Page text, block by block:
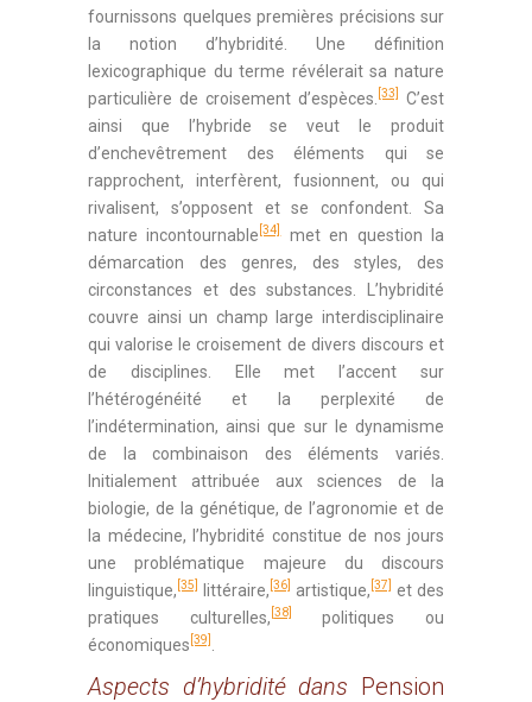
fournissons quelques premières précisions sur
la notion d’hybridité. Une définition
lexicographique du terme révélerait sa nature
particulière de croisement d’espèces. [33]
C’est
ainsi que l’hybride se veut le produit
d’enchevêtrement des éléments qui se
rapprochent, interfèrent, fusionnent, ou qui
rivalisent, s’opposent et se confondent. Sa
nature incontournable [34] met en question la
démarcation des genres, des styles, des
circonstances et des substances. L’hybridité
couvre ainsi un champ large interdisciplinaire
qui valorise le croisement de divers discours et
de disciplines. Elle met l’accent sur
l’hétérogénéité et la perplexité de
l’indétermination, ainsi que sur le dynamisme
de la combinaison des éléments variés.
Initialement attribuée aux sciences de la
biologie, de la génétique, de l’agronomie et de
la médecine, l’hybridité constitue de nos jours
une problématique majeure du discours
linguistique, [35] littéraire, [36] artistique, [37]
et des
pratiques culturelles, [38]
politiques ou
économiques [39]
Aspects d’hybridité dans Pension